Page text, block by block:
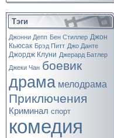
Тэги
Джонни Депп Бен Стиллер Джон
Кьюсак Брэд Питт Джо Данте
Джордж Клуни Джерард Батлер
Джеки Чан боевик
драма мелодрама
Приключения
Криминал спорт
комедия